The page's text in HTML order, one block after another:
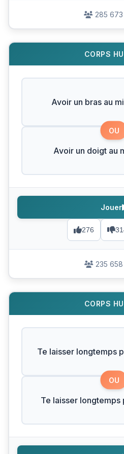
285
CORPS
Avoir un bras au
OU
Avoir un doigt au
276
Jouer
235
CORPS
Te laisser longtemps
OU
Te laisser longtemps